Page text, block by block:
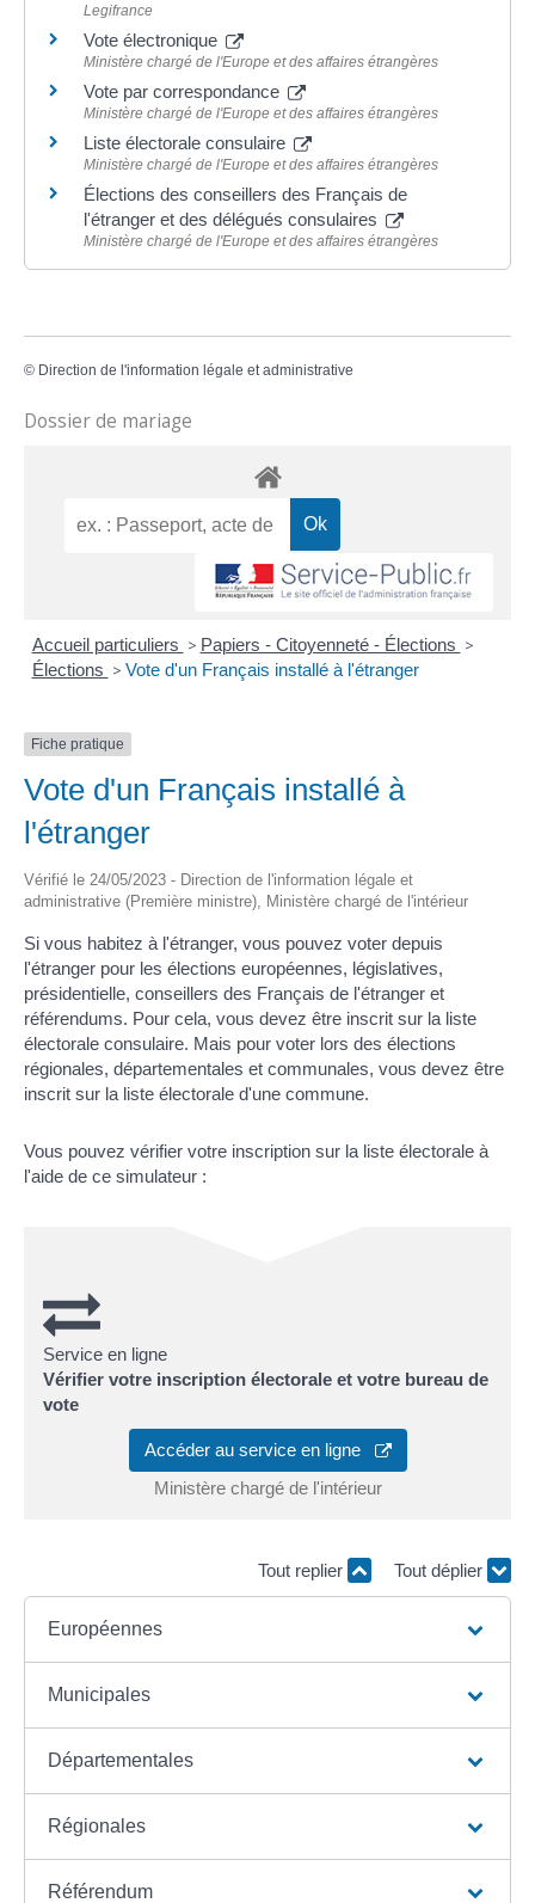
Legifrance
Vote électronique
Ministère chargé de l'Europe et des affaires étrangères
Vote par correspondance
Ministère chargé de l'Europe et des affaires étrangères
Liste électorale consulaire
Ministère chargé de l'Europe et des affaires étrangères
Élections des conseillers des Français de
l'étranger et des délégués consulaires
Ministère chargé de l'Europe et des affaires étrangères
© Direction de l'information légale et administrative
Dossier de mariage
Accueil particuliers > Papiers - Citoyenneté - Élections >
Élections > Vote d'un Français installé à l'étranger
Fiche pratique
Vote d'un Français installé à
l'étranger
Vérifié le 24/05/2023 - Direction de l'information légale et
administrative (Première ministre), Ministère chargé de l'intérieur
Si vous habitez à l'étranger, vous pouvez voter depuis
l'étranger pour les élections européennes, législatives,
présidentielle, conseillers des Français de l'étranger et
référendums. Pour cela, vous devez être inscrit sur la liste
électorale consulaire. Mais pour voter lors des élections
régionales, départementales et communales, vous devez être
inscrit sur la liste électorale d'une commune.
Vous pouvez vérifier votre inscription sur la liste électorale à
l'aide de ce simulateur :
Service en ligne
Vérifier votre inscription électorale et votre bureau de
vote
Accéder au service en ligne
Ministère chargé de l'intérieur
Tout replier Tout déplier
Européennes
Municipales
Départementales
Régionales
Référendum